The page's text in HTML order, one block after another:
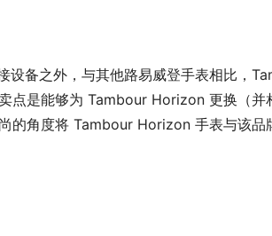
备之外，与其他路易威登手表相比，
点是能够为 Tambour Horizo​​n 更换（并
的角度将 Tambour Horizo​​n 手表与该品